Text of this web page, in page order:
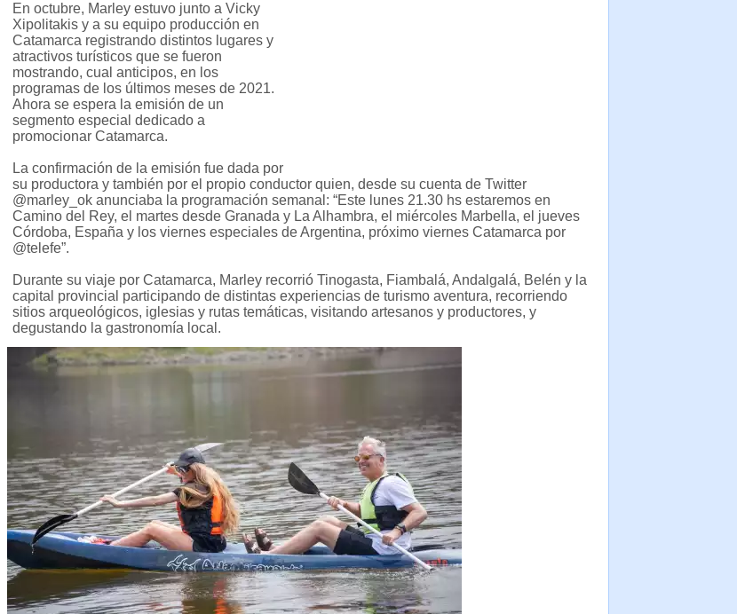
En octubre, Marley estuvo junto a Vicky
Xipolitakis y a su equipo producción en
Catamarca registrando distintos lugares y
atractivos turísticos que se fueron
mostrando, cual anticipos, en los
programas de los últimos meses de 2021.
Ahora se espera la emisión de un
segmento especial dedicado a
promocionar Catamarca.
La confirmación de la emisión fue dada por
su productora y también por el propio conductor quien, desde su cuenta de Twitter
@marley_ok anunciaba la programación semanal: “Este lunes 21.30 hs estaremos en
Camino del Rey, el martes desde Granada y La Alhambra, el miércoles Marbella, el jueves
Córdoba, España y los viernes especiales de Argentina, próximo viernes Catamarca por
@telefe”.
Durante su viaje por Catamarca, Marley recorrió Tinogasta, Fiambalá, Andalgalá, Belén y la
capital provincial participando de distintas experiencias de turismo aventura, recorriendo
sitios arqueológicos, iglesias y rutas temáticas, visitando artesanos y productores, y
degustando la gastronomía local.